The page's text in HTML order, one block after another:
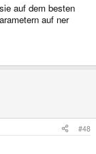
auf dem besten
auf ner
#48